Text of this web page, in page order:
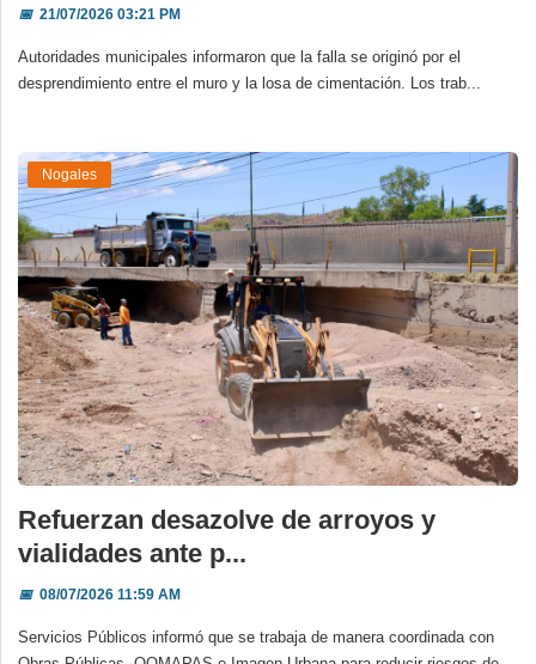
📅21/07/2026 03:21 PM
Autoridades municipales informaron que la falla se originó por el
desprendimiento entre el muro y la losa de cimentación. Los trab...
Nogales
Refuerzan desazolve de arroyos y
vialidades ante p...
📅08/07/2026 11:59 AM
Servicios Públicos informó que se trabaja de manera coordinada con